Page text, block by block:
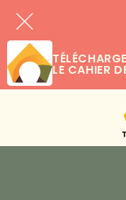
LE CAHIER